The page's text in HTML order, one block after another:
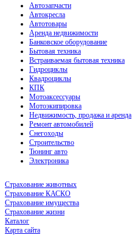
Автозапчасти
Автокресла
Автотовары
Аренда недвижимости
Банковское оборудование
Бытовая техника
Встраиваемая бытовая техника
Гидроциклы
Квадроциклы
КПК
Мотоаксессуары
Мотоэкипировка
Недвижимость, продажа и аренда
Ремонт автомобилей
Снегоходы
Строительство
Тюнинг авто
Электроника
Страхование животных
Страхование КАСКО
Страхование имущества
Страхование жизни
Каталог
Карта сайта